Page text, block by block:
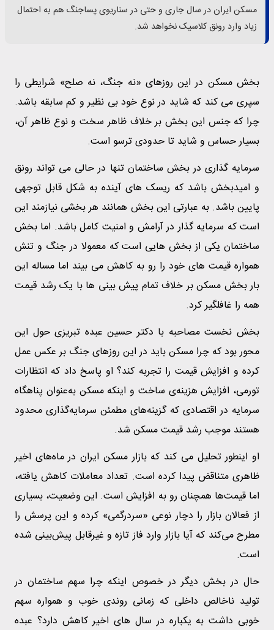
مسکن ایران در سال جاری و حتی در سناریوی پساجنگ هم به احتمال
زیاد وارد رونق کلاسیک نخواهد شد.
بخش مسکن در این روزهای «نه جنگ، نه صلح» شرایطی را
سپری می کند که شاید در نوع خود بی نظیر و کم سابقه باشد.
چرا که جنس این بخش بر خلاف ظاهر سخت و نوع ظاهر آن،
بسیار حساس و شاید تا حدودی ترسو است.
سرمایه گذاری در بخش ساختمان تنها در حالی می تواند رونق
و امیدبخش باشد که ریسک های آینده به شکل قابل توجهی
پایین باشد. به عبارتی این بخش همانند هر بخشی نیازمند این
است که سرمایه گذار در آرامش و امنیت کامل باشد. اما بخش
ساختمان یکی از بخش هایی است که معمولا در جنگ و تنش
همواره قیمت های خود را رو به کاهش می بیند اما مساله این
بار بخش مسکن بر خلاف تمام پیش بینی ها با یک رشد قیمت
همه را غافلگیر کرد.
بخش نخست مصاحبه با دکتر حسین عبده تبریزی حول این
محور بود که چرا مسکن باید در این روزهای جنگ بر عکس عمل
کرده و افزایش قیمت را تجربه کند؟ او پاسخ داد که انتظارات
تورمی، افزایش هزینه‌ی ساخت و اینکه مسکن به‌عنوان پناهگاه
سرمایه در اقتصادی که گزینه‌های مطمئن سرمایه‌گذاری محدود
هستند موجب رشد قیمت مسکن شد.
او اینطور تحلیل می کند که بازار مسکن ایران در ماه‌های اخیر
ظاهری متناقض پیدا کرده است. تعداد معاملات کاهش یافته،
اما قیمت‌ها همچنان رو به افزایش است. این وضعیت، بسیاری
از فعالان بازار را دچار نوعی «سردرگمی» کرده و این پرسش را
مطرح می‌کند که آیا بازار وارد فاز تازه و غیرقابل پیش‌بینی شده
است.
حال در بخش دیگر در خصوص اینکه چرا سهم ساختمان در
تولید ناخالص داخلی که زمانی روندی خوب و همواره سهم
خوبی داشت به یکباره در سال های اخیر کاهش دارد؟ عبده